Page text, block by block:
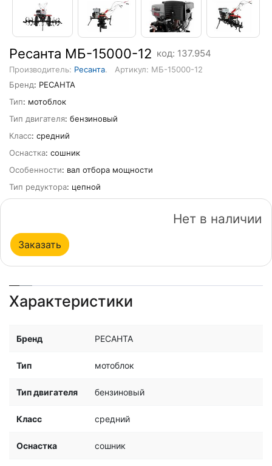
Ресанта МБ-15000-12 код: 137.954
Производитель: Ресанта.
Артикул: МБ-15000-12
Бренд: РЕСАНТА
Тип: мотоблок
Тип двигателя: бензиновый
Класс: средний
Оснастка: сошник
Особенности: вал отбора мощности
Тип редуктора: цепной
Нет в наличии
Заказать
Характеристики
Бренд РЕСАНТА
Тип мотоблок
Тип двигателя бензиновый
Класс средний
Оснастка сошник